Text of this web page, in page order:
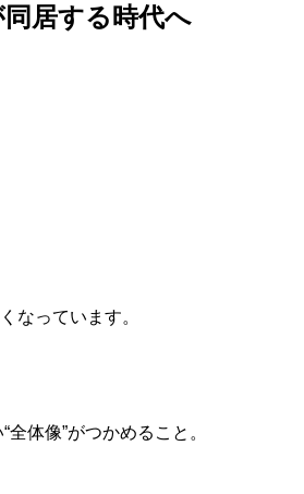
居する時代へ
なっています。
体像”がつかめること。